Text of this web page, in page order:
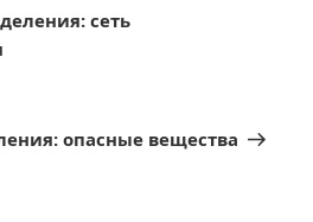
сеть
опасные вещества